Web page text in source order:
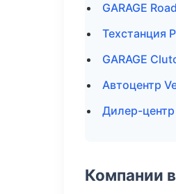
GARAGE
Техстанция
GARAGE
Автоцентр
Дилер-
Компании